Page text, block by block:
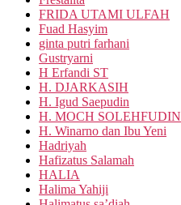
FRIDA UTAMI ULFAH
Fuad Hasyim
ginta putri farhani
Gustryarni
H Erfandi ST
H. DJARKASIH
H. Igud Saepudin
H. MOCH SOLEHFUDIN
H. Winarno dan Ibu Yeni
Hadriyah
Hafizatus Salamah
HALIA
Halima Yahiji